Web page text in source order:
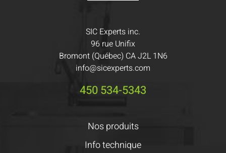
SIC Experts inc.
96 rue Unifix
Bromont (Québec) CA J2L 1N6
info@sicexperts.com
450 534-5343
Nos produits
Info technique